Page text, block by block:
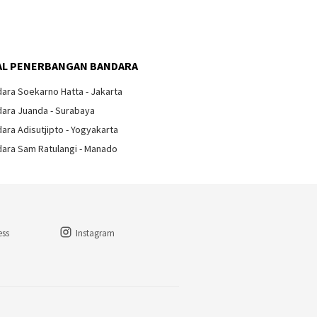
PENERBANGAN BANDARA
Soekarno Hatta - Jakarta
Juanda - Surabaya
Adisutjipto - Yogyakarta
Sam Ratulangi - Manado
Instagram